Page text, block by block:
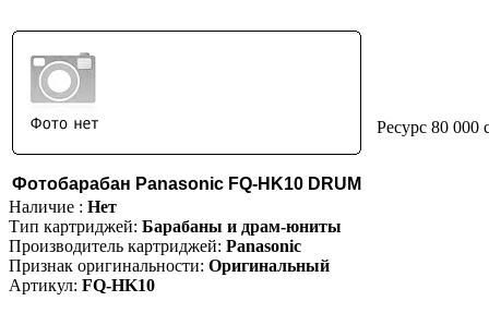
Фотобарабан Panasonic FQ-HK10 DRUM
Ресурс 80 000
Наличие : Нет
Тип картриджей: Барабаны и драм-юниты
Производитель картриджей: Panasonic
Признак оригинальности: Оригинальный
Артикул: FQ-HK10